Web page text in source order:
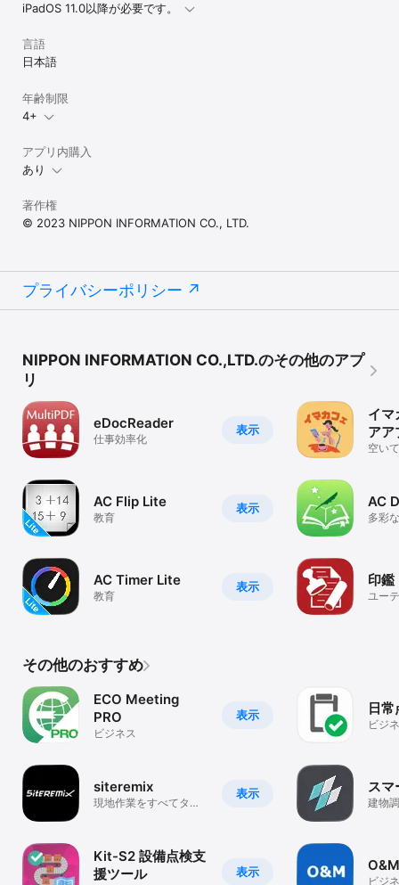
iPadOS 11.0以降が必要です。
言語
日本語
年齢制限
4+
アプリ内購入
あり
著作権
© 2023 NIPPON INFORMATION CO., LTD.
プライバシーポリシー
NIPPON INFORMATION CO.,LTD.のその他のアプ
リ
表示
eDocReader
仕事効率化
表示
AC Flip Lite
教育
表示
AC Timer Lite
教育
イマ
アア
空い
AC
多彩
印鑑
ユー
その他のおすすめ
表示
ECO Meeting
PRO
ビジネス
表示
siteremix
現地作業をすべてタブ
表示
Kit-S2 設備点検支
援ツール
日常
ビジ
ス
建物
ビジ